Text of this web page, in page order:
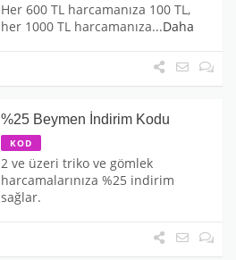
Her 600 TL harcamanıza 100 TL,
her 1000 TL harcamanıza...Daha
%25 Beymen İndirim Kodu
KOD
2 ve üzeri triko ve gömlek
harcamalarınıza %25 indirim
sağlar.